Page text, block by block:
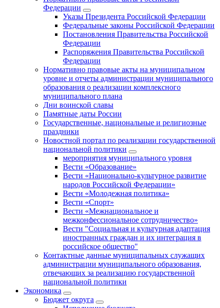
Федерации
Указы Президента Российской Федерации
Федеральные законы Российской Федерации
Постановления Правительства Российской
Федерации
Распоряжения Правительства Российской
Федерации
Нормативно правовые акты на муниципальном
уровне и отчеты администрации муниципального
образования о реализации комплексного
муниципального плана
Дни воинской славы
Памятные даты России
Государственные, национальные и религиозные
праздники
Новостной портал по реализации государственной
национальной политики
мероприятия муниципального уровня
Вести «Образование»
Вести «Национально-культурное развитие
народов Российской Федерации»
Вести «Молодежная политика»
Вести «Спорт»
Вести «Межнациональное и
межконфессиональное сотрудничество»
Вести "Социальная и культурная адаптация
иностранных граждан и их интеграция в
российское общество"
Контактные данные муниципальных служащих
администрации муниципального образования,
отвечающих за реализацию государственной
национальной политики
Экономика
Бюджет округa